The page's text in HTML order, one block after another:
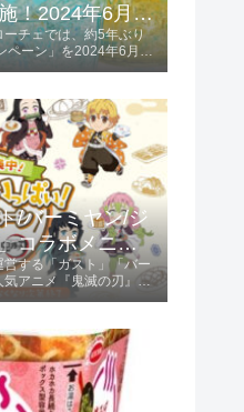
！2024年6月10
チェでは、約5年ぶり
ペーン」を2024年6月10
...
/バーミヤン/ジ
コラボメニュ
第1弾、6月13
する「ガスト」「バー
アニメ『鬼滅の刃』と
ア...